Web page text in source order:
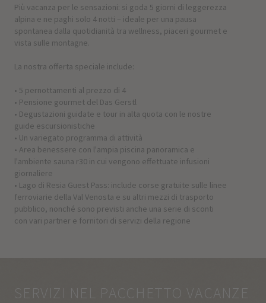
Più vacanza per le sensazioni: si goda 5 giorni di leggerezza
alpina e ne paghi solo 4 notti – ideale per una pausa
spontanea dalla quotidianità tra wellness, piaceri gourmet e
vista sulle montagne.
La nostra offerta speciale include:
• 5 pernottamenti al prezzo di 4
• Pensione gourmet del Das Gerstl
• Degustazioni guidate e tour in alta quota con le nostre
guide escursionistiche
• Un variegato programma di attività
• Area benessere con l'ampia piscina panoramica e
l'ambiente sauna r30 in cui vengono effettuate infusioni
giornaliere
• Lago di Resia Guest Pass: include corse gratuite sulle linee
ferroviarie della Val Venosta e su altri mezzi di trasporto
pubblico, nonché sono previsti anche una serie di sconti
con vari partner e fornitori di servizi della regione
SERVIZI NEL PACCHETTO VACANZE